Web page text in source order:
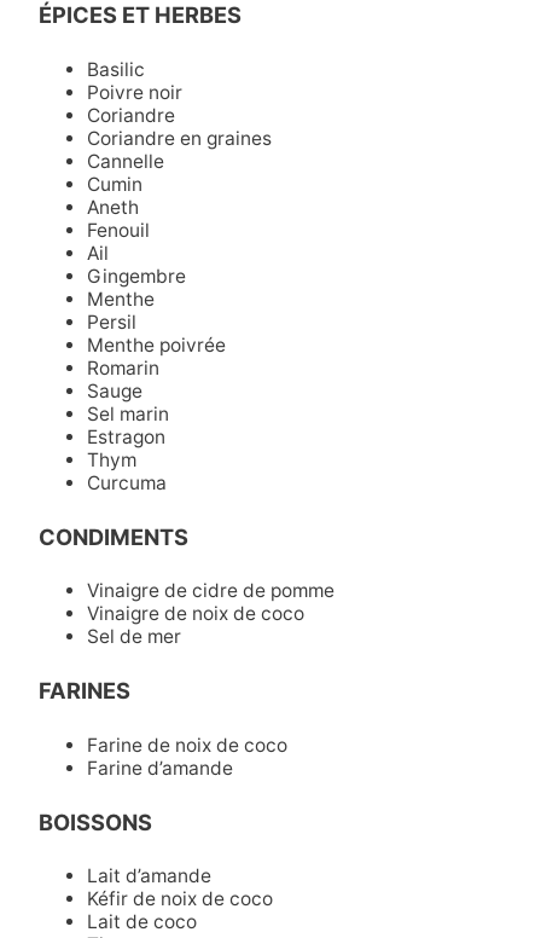
ÉPICES ET HERBES
Basilic
Poivre noir
Coriandre
Coriandre en graines
Cannelle
Cumin
Aneth
Fenouil
Ail
Gingembre
Menthe
Persil
Menthe poivrée
Romarin
Sauge
Sel marin
Estragon
Thym
Curcuma
CONDIMENTS
Vinaigre de cidre de pomme
Vinaigre de noix de coco
Sel de mer
FARINES
Farine de noix de coco
Farine d’amande
BOISSONS
Lait d’amande
Kéfir de noix de coco
Lait de coco